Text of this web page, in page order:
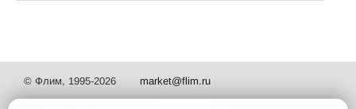
© Флим, 1995-2026 market@flim.ru